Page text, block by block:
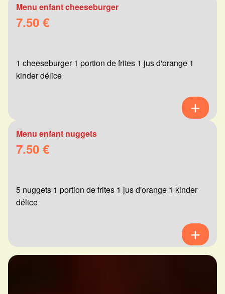
Menu enfant cheeseburger
7.50 €
1 cheeseburger 1 portion de frites 1 jus d'orange 1
kinder délice
Menu enfant nuggets
7.50 €
5 nuggets 1 portion de frites 1 jus d'orange 1 kinder
délice